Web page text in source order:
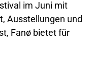
im Juni mit
Ausstellungen und
Fanø bietet für